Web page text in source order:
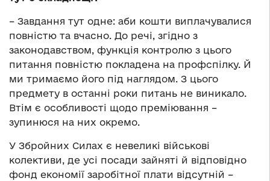
– Завдання тут одне: аби кошти виплачувалися
повністю та вчасно. До речі, згідно з
законодавством, функція контролю з цього
питання повністю покладена на профспілку. Й
ми тримаємо його під наглядом. З цього
предмету в останні роки питань не виникало.
Втім є особливості щодо преміювання –
зупинюся на них окремо.
У Збройних Силах є невеликі військові
колективи, де усі посади зайняті й відповідно
фонд економії заробітної плати відсутній –